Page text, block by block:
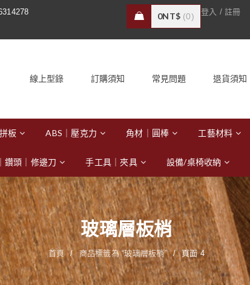
0NT$ 0 登入 / 註冊
線上型錄 訂購須知 常見問題 退貨須知
板 ABS｜壓克力 角材｜圓棒 工藝材料
鑽頭｜修邊刀 手工具｜夾具 設備/桌椅收納
玻璃層板梢
首頁 / 商品標籤為 “玻璃層板梢” / 頁面 4